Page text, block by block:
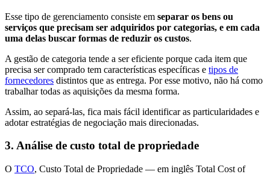
Esse tipo de gerenciamento consiste em separar os bens ou
serviços que precisam ser adquiridos por categorias, e em cada
uma delas buscar formas de reduzir os custos.
A gestão de categoria tende a ser eficiente porque cada item que
precisa ser comprado tem características específicas e tipos de
fornecedores distintos que as entrega. Por esse motivo, não há como
trabalhar todas as aquisições da mesma forma.
Assim, ao separá-las, fica mais fácil identificar as particularidades e
adotar estratégias de negociação mais direcionadas.
3. Análise de custo total de propriedade
O TCO, Custo Total de Propriedade — em inglês Total Cost of